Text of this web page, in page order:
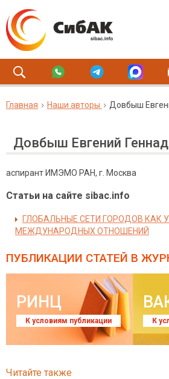
Главная Наши авторы Довбыш
Довбыш Евгений
аспирант ИМЭМО РАН, г. Москва
Статьи на сайте sibac.info
ГЛОБАЛЬНЫЕ СЕТИ ГОРОДОВ КАК
МЕЖДУНАРОДНЫХ ОТНОШЕНИЙ
ПУБЛИКАЦИИ СТАТЕЙ В
РИНЦ
К условиям публикации К
Читайте также